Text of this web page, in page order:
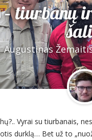
–
Augustinas
Vyrai su tiurbanais,
durklą… Bet už to